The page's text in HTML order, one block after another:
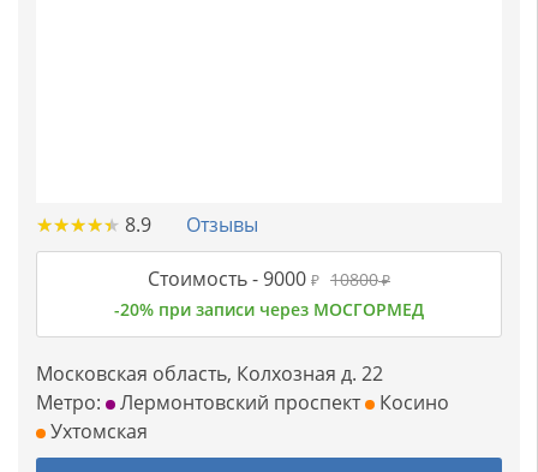
★★★★★
★★★★★ 8.9 Отзывы
Стоимость -9000 ₽ 10800₽
-20% при записи через МОСГОРМЕД
Московская область, Колхозная д. 22
Метро:
Лермонтовский проспект
Косино
Ухтомская